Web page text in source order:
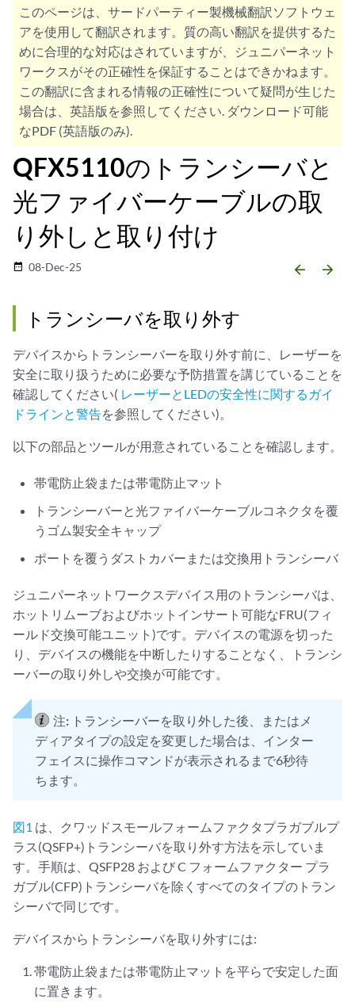
このページは、サードパーティー製機械翻訳ソフトウェ
アを使用して翻訳されます。質の高い翻訳を提供するた
めに合理的な対応はされていますが、ジュニパーネット
ワークスがその正確性を保証することはできかねます。
この翻訳に含まれる情報の正確性について疑問が生じた
場合は、英語版を参照してください. ダウンロード可能
なPDF (英語版のみ).
QFX5110のトランシーバと
光ファイバーケーブルの取
り外しと取り付け
date_range 08-Dec-25 arrow_backward arrow_forward
トランシーバを取り外す
デバイスからトランシーバーを取り外す前に、レーザーを
安全に取り扱うために必要な予防措置を講じていることを
確認してください( レーザーとLEDの安全性に関するガイ
ドラインと警告を参照してください)。
以下の部品とツールが用意されていることを確認します。
帯電防止袋または帯電防止マット
トランシーバーと光ファイバーケーブルコネクタを覆
うゴム製安全キャップ
ポートを覆うダストカバーまたは交換用トランシーバ
ジュニパーネットワークスデバイス用のトランシーバは、
ホットリムーブおよびホットインサート可能なFRU(フィ
ールド交換可能ユニット)です。デバイスの電源を切った
り、デバイスの機能を中断したりすることなく、トランシ
ーバーの取り外しや交換が可能です。
注: トランシーバーを取り外した後、またはメ
ディアタイプの設定を変更した場合は、インター
フェイスに操作コマンドが表示されるまで6秒待
ちます。
図1 は、クワッドスモールフォームファクタプラガブルプ
ラス(QSFP+)トランシーバを取り外す方法を示していま
す。手順は、QSFP28 および C フォームファクター プラ
ガブル(CFP)トランシーバを除くすべてのタイプのトラン
シーバで同じです。
デバイスからトランシーバを取り外すには:
帯電防止袋または帯電防止マットを平らで安定した面
に置きます。